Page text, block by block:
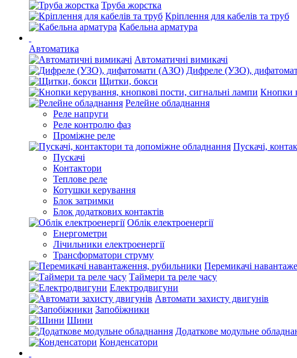
Труба жорстка
Кріплення для кабелів та труб
Кабельна арматура
Автоматика
Автоматичні вимикачі
Дифреле (УЗО),
Щитки, бокси
Кнопки
Релейне обладнання
Реле напруги
Реле контролю фаз
Проміжне реле
Пускачі,
Пускачі
Контактори
Теплове реле
Котушки керування
Блок затримки
Блок додаткових контактів
Облік електроенергії
Енергометри
Лічильники електроенергії
Трансформатори струму
Перемикачі
Таймери та реле часу
Електродвигуни
Автомати захисту двигунів
Запобіжники
Шини
Додаткове модульне
Конденсатори